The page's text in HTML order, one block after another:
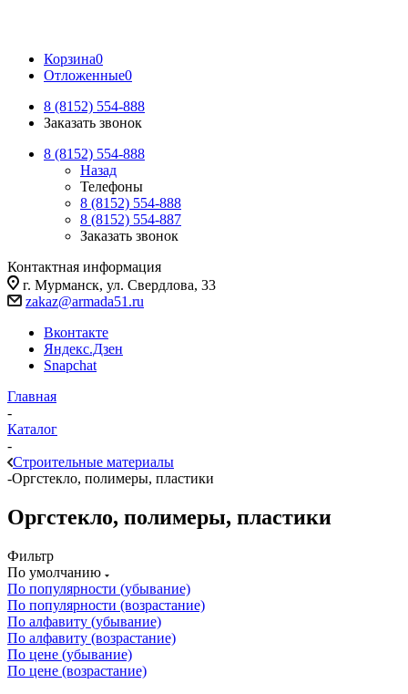
Корзина0
Отложенные0
8 (8152) 554-888
Заказать звонок
8 (8152) 554-888
Назад
Телефоны
8 (8152) 554-888
8 (8152) 554-887
Заказать звонок
Контактная информация
г. Мурманск, ул. Свердлова, 33
zakaz@armada51.ru
Вконтакте
Яндекс.Дзен
Snapchat
Главная
-
Каталог
-
Строительные материалы
-Оргстекло, полимеры, пластики
Оргстекло, полимеры, пластики
Фильтр
По умолчанию
По популярности (убывание)
По популярности (возрастание)
По алфавиту (убывание)
По алфавиту (возрастание)
По цене (убывание)
По цене (возрастание)